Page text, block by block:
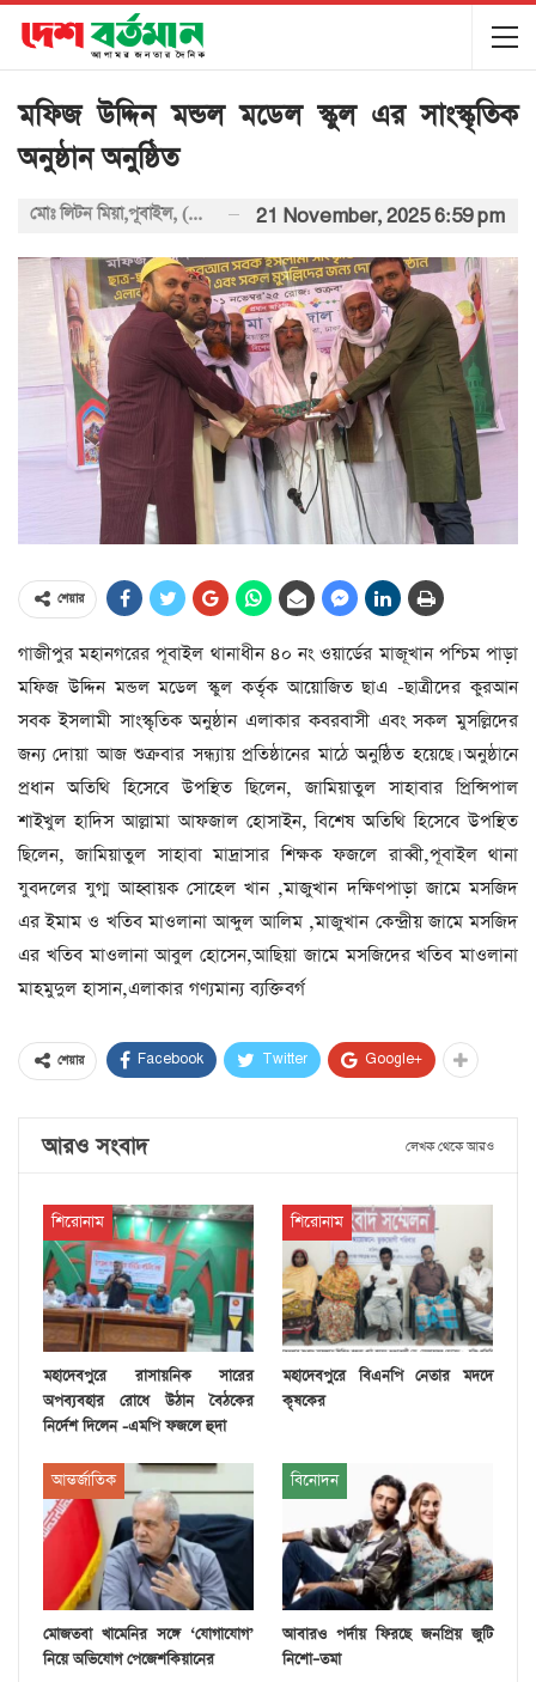
মফিজ উদ্দিন মন্ডল মডেল স্কুল এর সাংস্কৃতিক
অনুষ্ঠান অনুষ্ঠিত
মোঃ লিটন মিয়া,পূবাইল, (গাজীপুর) 21 November, 2025 6:59 pm
শেয়ার
গাজীপুর মহানগরের পূবাইল থানাধীন ৪০ নং ওয়ার্ডের মাজূখান পশ্চিম পাড়া
মফিজ উদ্দিন মন্ডল মডেল স্কুল কর্তৃক আয়োজিত ছাএ -ছাত্রীদের কুরআন
সবক ইসলামী সাংস্কৃতিক অনুষ্ঠান এলাকার কবরবাসী এবং সকল মুসল্লিদের
জন্য দোয়া আজ শুক্রবার সন্ধ্যায় প্রতিষ্ঠানের মাঠে অনুষ্ঠিত হয়েছে। অনুষ্ঠানে
প্রধান অতিথি হিসেবে উপস্থিত ছিলেন, জামিয়াতুল সাহাবার প্রিন্সিপাল
শাইখুল হাদিস আল্লামা আফজাল হোসাইন, বিশেষ অতিথি হিসেবে উপস্থিত
ছিলেন, জামিয়াতুল সাহাবা মাদ্রাসার শিক্ষক ফজলে রাব্বী,পূবাইল থানা
যুবদলের যুগ্ম আহ্বায়ক সোহেল খান ,মাজুখান দক্ষিণপাড়া জামে মসজিদ
এর ইমাম ও খতিব মাওলানা আব্দুল আলিম ,মাজুখান কেন্দ্রীয় জামে মসজিদ
এর খতিব মাওলানা আবুল হোসেন,আছিয়া জামে মসজিদের খতিব মাওলানা
মাহমুদুল হাসান,এলাকার গণ্যমান্য ব্যক্তিবর্গ
শেয়ার Facebook Twitter Google+
আরও সংবাদ লেখক থেকে আরও
শিরোনাম
মহাদেবপুরে রাসায়নিক সারের
অপব্যবহার রোধে উঠান বৈঠকের
নির্দেশ দিলেন -এমপি ফজলে হুদা
শিরোনাম
মহাদেবপুরে বিএনপি নেতার মদদে
কৃষকের
আন্তর্জাতিক
মোজতবা খামেনির সঙ্গে ‘যোগাযোগ’
নিয়ে অভিযোগ পেজেশকিয়ানের
বিনোদন
আবারও পর্দায় ফিরছে জনপ্রিয় জুটি
নিশো–তমা